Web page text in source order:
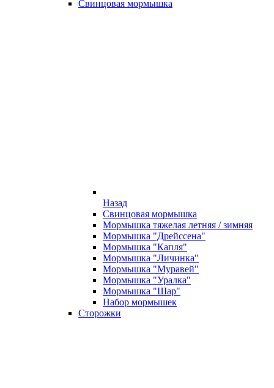
Свинцовая мормышка
Назад
Свинцовая мормышка
Мормышка тяжелая летняя / зимняя
Мормышка "Дрейссена"
Мормышка "Капля"
Мормышка "Личинка"
Мормышка "Муравей"
Мормышка "Уралка"
Мормышка "Шар"
Набор мормышек
Сторожки